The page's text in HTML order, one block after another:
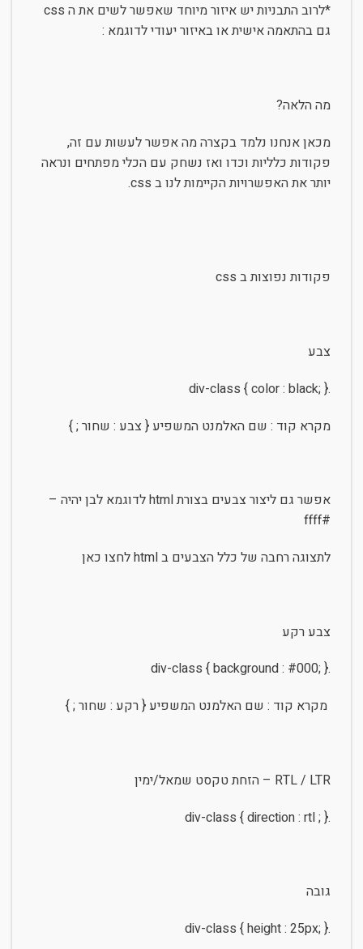
*לרוב התבניות יש איזור מיוחד שאפשר לשים את ה css
גם בהתאמה אישית או באיזור יעודי לדוגמא :
מה הלאה?
מכאן אנחנו נלמד בקצרה מה אפשר לעשות עם זה,
פקודות כלליות וכדו ואז נשחק עם הכלי מפתחים ונראה
יותר את האפשרויות הקיימות לנו ב css.
פקודות נפוצות ב css
צבע
.div-class { color : black; }
מקרא קוד : שם האלמנט המשפיע { צבע : שחור ; }
אפשר גם ליצור צבעים בצורת html לדוגמא לבן יהיה –
#ffff
לתצוגה רחבה של כלל הצבעים ב html לחצו כאן
צבע רקע
.div-class { background : #000; }
מקרא קוד : שם האלמנט המשפיע { רקע : שחור ; }
RTL / LTR – הזחת טקסט שמאל/ימין
.div-class { direction : rtl ; }
גובה
.div-class { height : 25px; }